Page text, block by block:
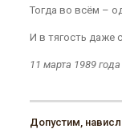
Тогда во всём –
И в тягость даже
11 марта 1989 года
Допустим,